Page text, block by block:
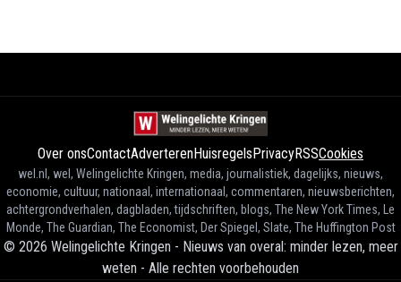
Over onsContactAdverterenHuisregelsPrivacyRSSCookies
wel.nl, wel, Welingelichte Kringen, media, journalistiek, dagelijks, nieuws,
economie, cultuur, nationaal, internationaal, commentaren, nieuwsberichten,
achtergrondverhalen, dagbladen, tijdschriften, blogs, The New York Times, Le
Monde, The Guardian, The Economist, Der Spiegel, Slate, The Huffington Post
© 2026 Welingelichte Kringen - Nieuws van overal: minder lezen, meer
weten - Alle rechten voorbehouden